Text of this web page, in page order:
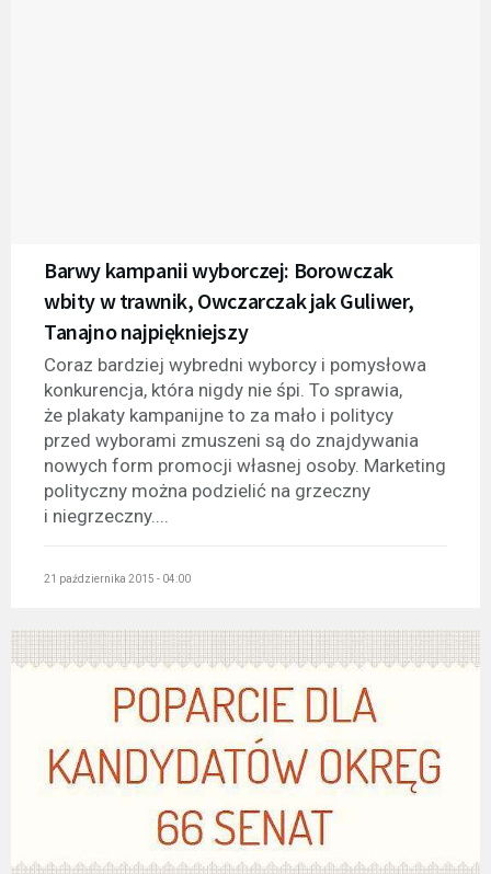
Barwy kampanii wyborczej: Borowczak
wbity w trawnik, Owczarczak jak Guliwer,
Tanajno najpiękniejszy
Coraz bardziej wybredni wyborcy i pomysłowa
konkurencja, która nigdy nie śpi. To sprawia,
że plakaty kampanijne to za mało i politycy
przed wyborami zmuszeni są do znajdywania
nowych form promocji własnej osoby. Marketing
polityczny można podzielić na grzeczny
i niegrzeczny....
21 października 2015 - 04:00